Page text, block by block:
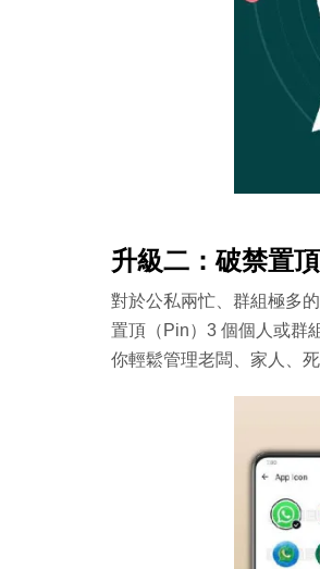
升級二：破禁置
對於公私兩忙、群組極多
置頂（Pin）3 個個人或群
你輕鬆管理老闆、家人、